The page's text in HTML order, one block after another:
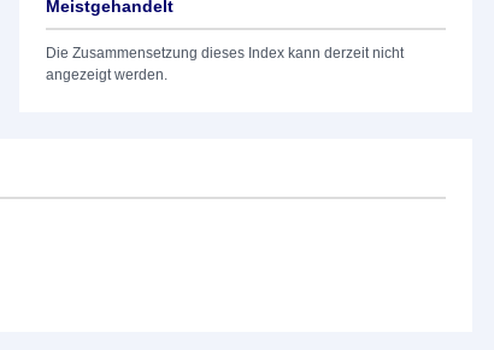
Meistgehandelt
Die Zusammensetzung dieses Index kann derzeit nicht
angezeigt werden.